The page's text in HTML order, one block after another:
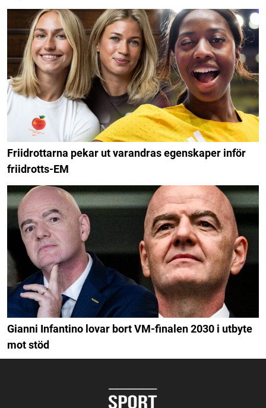
Friidrottarna pekar ut varandras egenskaper inför
friidrotts-EM
Gianni Infantino lovar bort VM-finalen 2030 i utbyte
mot stöd